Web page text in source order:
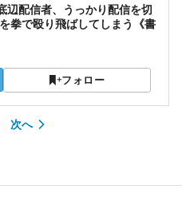
辺配信者、うっかり配信を切
拳で殴り飛ばしてしまう《書
フォロー
次へ